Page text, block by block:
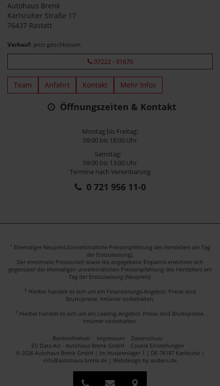
Autohaus Brenk
Karlsruher Straße 17
76437 Rastatt
Verkauf: jetzt geschlossen
07222 - 91670
Team Anfahrt Kontakt Mehr Infos
Öffnungszeiten & Kontakt
Montag bis Freitag:
09:00 bis 18:00 Uhr
Samstag:
09:00 bis 13:00 Uhr
Termine nach Vereinbarung
0 721 956 11-0
1 Ehemaliger Neupreis (Unverbindliche Preisempfehlung des Herstellers am Tag
der Erstzulassung).
Der errechnete Preisvorteil sowie die angegebene Ersparnis errechnet sich
gegenüber der ehemaligen unverbindlichen Preisempfehlung des Herstellers am
Tag der Erstzulassung (Neupreis).
2 Hierbei handelt es sich um ein Finanzierungs-Angebot. Preise sind
Bruttopreise. Irrtümer vorbehalten.
3 Hierbei handelt es sich um ein Leasing-Angebot. Preise sind Bruttopreise.
Irrtümer vorbehalten.
Barrierefreiheit Impressum
Datenschutz
EU Data Act - Autohaus Brenk GmbH
Cookie Einstellungen
© 2026 Autohaus Brenk GmbH | Im Husarenlager 1 | DE-76187 Karlsruhe |
info@autohaus-brenk.de | Webdesign by audaris.de